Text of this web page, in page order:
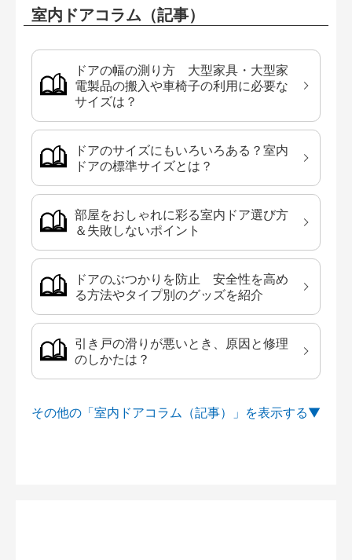
室内ドアコラム（記事）
ドアの幅の測り方 大型家具・大型家
電製品の搬入や車椅子の利用に必要な
サイズは？
ドアのサイズにもいろいろある？室内
ドアの標準サイズとは？
部屋をおしゃれに彩る室内ドア選び方
＆失敗しないポイント
ドアのぶつかりを防止 安全性を高め
る方法やタイプ別のグッズを紹介
引き戸の滑りが悪いとき、原因と修理
のしかたは？
その他の「室内ドアコラム（記事）」を